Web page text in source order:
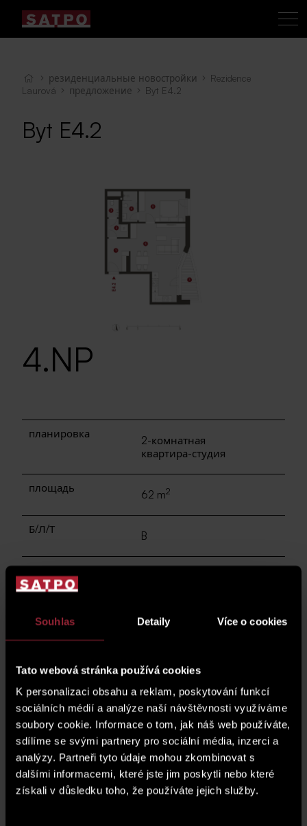
Souhlas Detaily Více o cookies
Tato webová stránka používá cookies
K personalizaci obsahu a reklam, poskytování funkcí
sociálních médií a analýze naší návštěvnosti využíváme
soubory cookie. Informace o tom, jak náš web používáte,
sdílíme se svými partnery pro sociální média, inzerci a
analýzy. Partneři tyto údaje mohou zkombinovat s
dalšími informacemi, které jste jim poskytli nebo které
získali v důsledku toho, že používáte jejich služby.
резиденциальные новостройки
Rezidence
Laurová
предложение Byt E4.2
Byt E4.2
4.NP
планировка
2-комнатная
квартира-студия
площадь
62 m2
Б/Л/Т
B
транзакция
katalogový list (PDF)
кух. - кухня |Б- балкон |Л- лоджия |Т - терраса
PLOCHA JEDNOTKY 62 m 2